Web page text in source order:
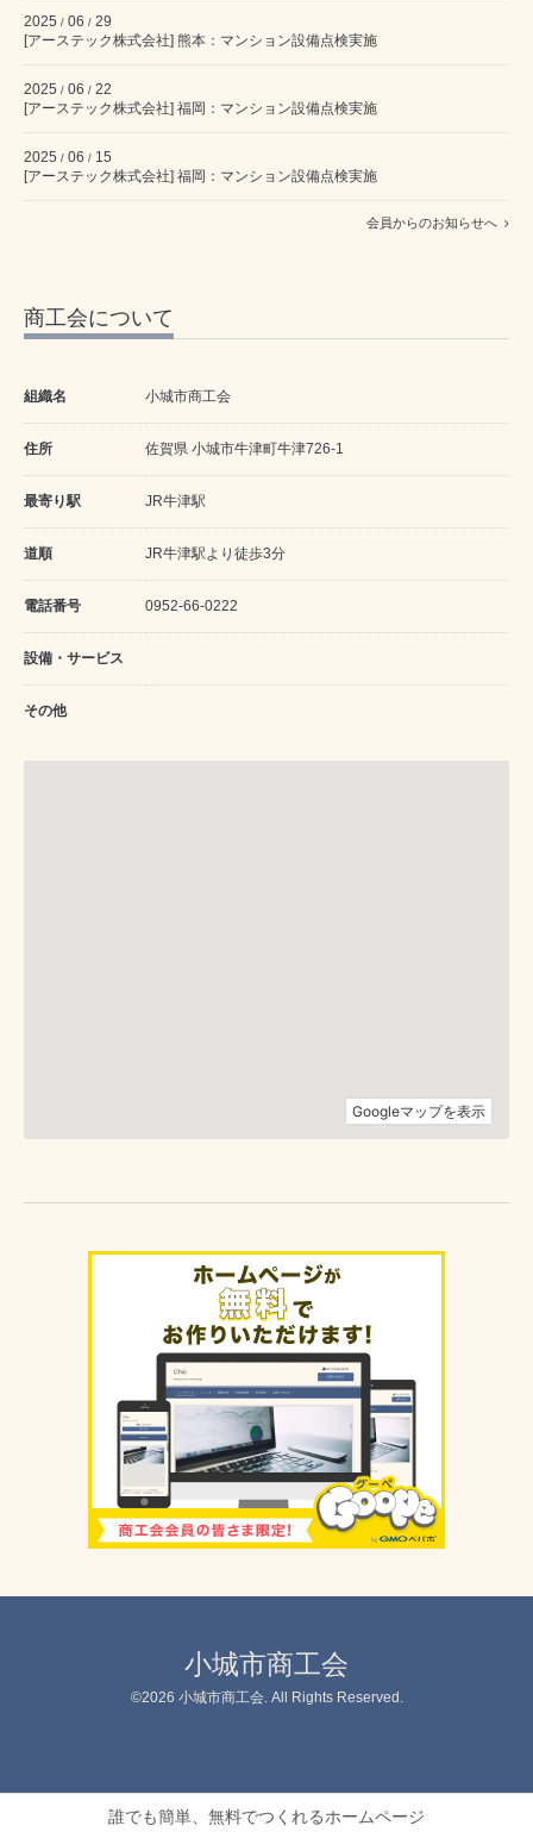
2025 / 06 / 29
[アーステック株式会社] 熊本：マンション設備点検実施
2025 / 06 / 22
[アーステック株式会社] 福岡：マンション設備点検実施
2025 / 06 / 15
[アーステック株式会社] 福岡：マンション設備点検実施
会員からのお知らせへ
商工会について
組織名 小城市商工会
住所 佐賀県 小城市牛津町牛津726-1
最寄り駅 JR牛津駅
道順 JR牛津駅より徒歩3分
電話番号 0952-66-0222
設備・サービス
その他
小城市商工会
©2026 小城市商工会. All Rights Reserved.
誰でも簡単、無料でつくれるホームページ